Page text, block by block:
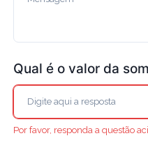
Qual é o valor da
Por favor, responda a questão